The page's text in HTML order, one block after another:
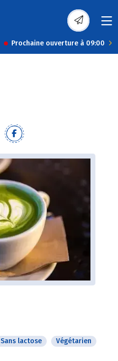
Prochaine ouverture à 09:00
Sans lactose
Végétarien